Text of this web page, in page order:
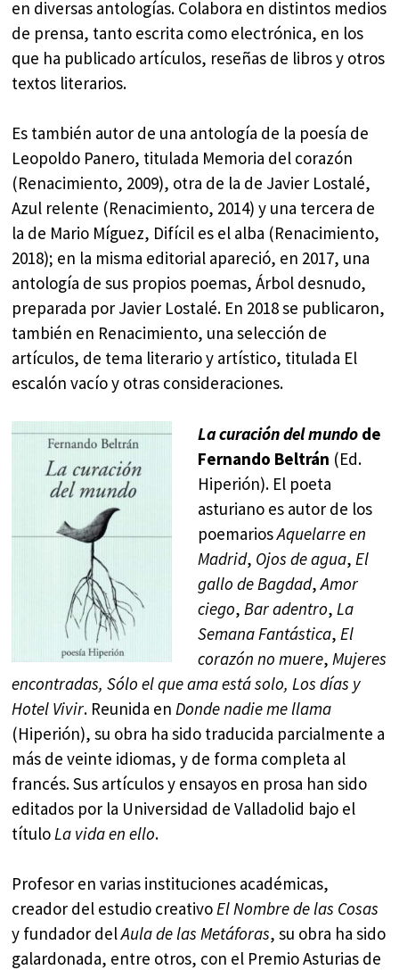
en diversas antologías. Colabora en distintos medios
de prensa, tanto escrita como electrónica, en los
que ha publicado artículos, reseñas de libros y otros
textos literarios.
Es también autor de una antología de la poesía de
Leopoldo Panero, titulada Memoria del corazón
(Renacimiento, 2009), otra de la de Javier Lostalé,
Azul relente (Renacimiento, 2014) y una tercera de
la de Mario Míguez, Difícil es el alba (Renacimiento,
2018); en la misma editorial apareció, en 2017, una
antología de sus propios poemas, Árbol desnudo,
preparada por Javier Lostalé. En 2018 se publicaron,
también en Renacimiento, una selección de
artículos, de tema literario y artístico, titulada El
escalón vacío y otras consideraciones.
La curación del mundode
Fernando Beltrán (Ed.
Hiperión). El poeta
asturiano es autor de los
poemariosAquelarre en
Madrid, Ojos de agua, El
gallo de Bagdad,Amor
ciego, Bar adentro, La
Semana Fantástica, El
corazón no muere, Mujeres
encontradas, Sólo el que ama está solo, Los días y
Hotel Vivir. Reunida enDonde nadie me llama
(Hiperión), su obra ha sido traducida parcialmente a
más de veinte idiomas, y de forma completa al
francés. Sus artículos y ensayos en prosa han sido
editados por la Universidad de Valladolid bajo el
títuloLa vida en ello.
Profesor en varias instituciones académicas,
creador del estudio creativoEl Nombre de las Cosas
y fundador delAula de las Metáforas, su obra ha sido
galardonada, entre otros, con el Premio Asturias de